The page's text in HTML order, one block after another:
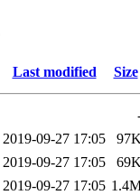
Last modified Size
2019-09-27 17:05
2019-09-27 17:05
2019-09-27 17:05